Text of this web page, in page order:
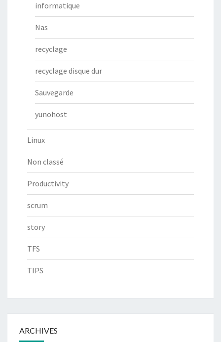
informatique
Nas
recyclage
recyclage disque dur
Sauvegarde
yunohost
Linux
Non classé
Productivity
scrum
story
TFS
TIPS
ARCHIVES